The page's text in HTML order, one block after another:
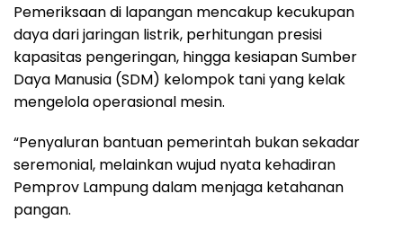
Pemeriksaan di lapangan mencakup kecukupan
daya dari jaringan listrik, perhitungan presisi
kapasitas pengeringan, hingga kesiapan Sumber
Daya Manusia (SDM) kelompok tani yang kelak
mengelola operasional mesin.
“Penyaluran bantuan pemerintah bukan sekadar
seremonial, melainkan wujud nyata kehadiran
Pemprov Lampung dalam menjaga ketahanan
pangan.